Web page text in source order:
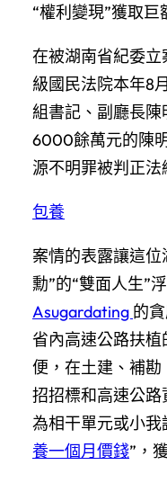
“權利變現”獲取巨
在被湖南省紀委
級國民法院本年8
組書記、副廳長
6000餘萬元的陳
源不明罪被判正法
包養
案情的表露讓這
勳”的“雙面人生”
Asugardating 的
省內高速公路扶
便，在土建、補
招招標和高速公
為相干單元或小
養一個月價錢”，